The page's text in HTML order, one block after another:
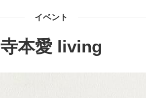
イベント
寺本愛 living